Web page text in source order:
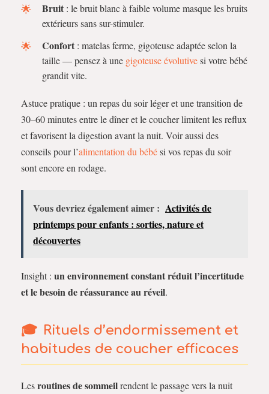
Bruit : le bruit blanc à faible volume masque les bruits
extérieurs sans sur-stimuler.
Confort : matelas ferme, gigoteuse adaptée selon la
taille — pensez à une gigoteuse évolutivesi votre bébé
grandit vite.
Astuce pratique : un repas du soir léger et une transition de
30–60 minutes entre le dîner et le coucher limitent les reflux
et favorisent la digestion avant la nuit. Voir aussi des
conseils pour l’alimentation du bébési vos repas du soir
sont encore en rodage.
Vous devriez également aimer : Activités de
printemps pour enfants : sorties, nature et
découvertes
Insight : un environnement constant réduit l’incertitude
et le besoin de réassurance au réveil.
Rituels d’endormissement et
habitudes de coucher efficaces
Lesroutines de sommeilrendent le passage vers la nuit